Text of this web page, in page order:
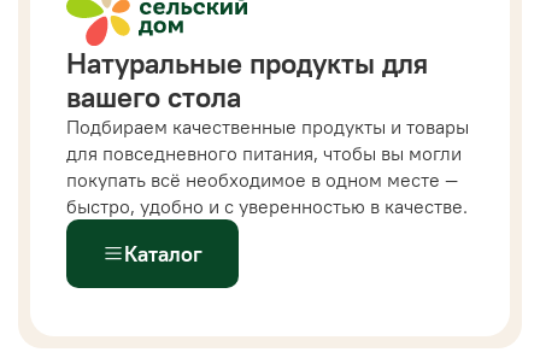
Натуральные продукты для
вашего стола
Подбираем качественные продукты и товары
для повседневного питания, чтобы вы могли
покупать всё необходимое в одном месте —
быстро, удобно и с уверенностью в качестве.
Каталог